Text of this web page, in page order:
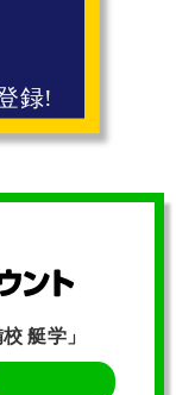
艇学」